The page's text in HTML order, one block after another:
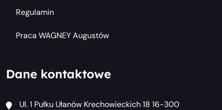
Regulamin
Praca WAGNEY Augustów
Dane kontaktowe
Ul. 1 Pułku Ułanów Krechowieckich 18 16-300